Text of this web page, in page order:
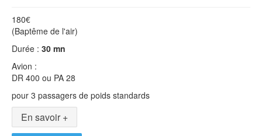
180€
(Baptême de l'air)
Durée : 30 mn
Avion :
DR 400 ou PA 28
pour 3 passagers de poids standards
En savoir +